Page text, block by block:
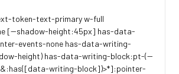
token-text-primary w-full
[--shadow-height:45px] has-data-
events-none has-data-writing-
height) has-data-writing-block:pt-(--
writing-block])>*]:pointer-